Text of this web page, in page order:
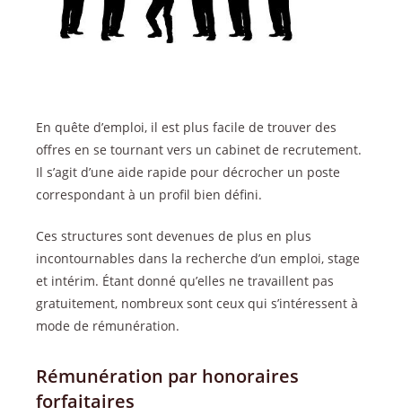
En quête d’emploi, il est plus facile de trouver des
offres en se tournant vers un cabinet de recrutement.
Il s’agit d’une aide rapide pour décrocher un poste
correspondant à un profil bien défini.
Ces structures sont devenues de plus en plus
incontournables dans la recherche d’un emploi, stage
et intérim. Étant donné qu’elles ne travaillent pas
gratuitement, nombreux sont ceux qui s’intéressent à
mode de rémunération.
Rémunération par honoraires
forfaitaires